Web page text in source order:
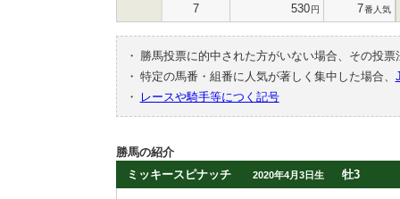
7 530円 7番人気
・
勝馬投票に的中された方がいない場合、その投
・ 特定の馬番・組番に人気が著しく集中した場合、
・
レースや騎手等につく記号
勝馬の紹介
ミッキースピナッチ
2020年4月3日生 牡3